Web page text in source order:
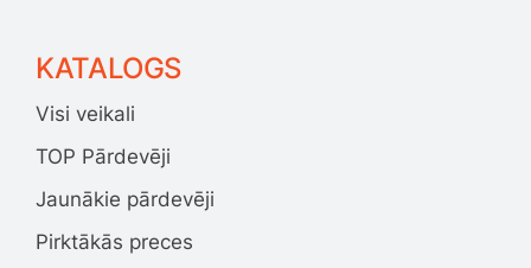
KATALOGS
Visi veikali
TOP Pārdevēji
Jaunākie pārdevēji
Pirktākās preces